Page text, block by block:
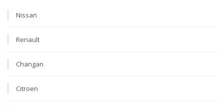
Nissan
Renault
Changan
Citroen